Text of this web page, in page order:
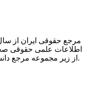
اطلاعات علمی حقوقی
از زیر مجموعه مرجع دانش ایران (سیویلیکا) فعالیت می کند.